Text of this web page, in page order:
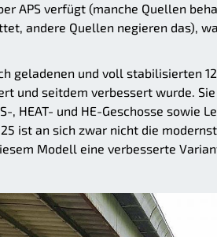
APS verfügt (manche Quellen
andere Quellen negieren das),
geladenen und voll stabilisierten
und seitdem verbessert wurde.
, HEAT- und HE-Geschosse sowie
ist an sich zwar nicht die
Modell eine verbesserte